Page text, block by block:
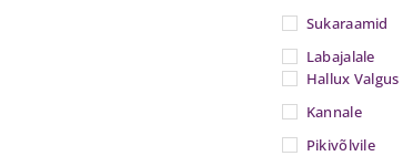
Sukaraamid
Labajalale
Hallux Valgus
Kannale
Pikivõlvile